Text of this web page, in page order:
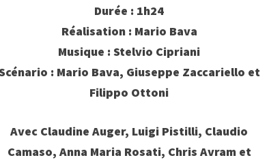
Durée : 1h24
Réalisation : Mario Bava
Musique : Stelvio Cipriani
: Mario Bava, Giuseppe Zaccariello et
Filippo Ottoni
Avec Claudine Auger, Luigi Pistilli, Claudio
Camaso, Anna Maria Rosati, Chris Avram et